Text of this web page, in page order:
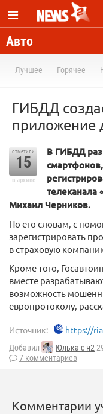
Авто
Лучшее Горячее
ГИБДД
приложение
отметили
15
в архиве
В ГИБДД
телеканала
Михаил Черников.
По его словам, с
зарегистрировать
в страховую
Кроме того,
вместе
возможность
европротоколу,
Источник: https://
Добавил Юлька с н2
7 комментариев
Комментарии